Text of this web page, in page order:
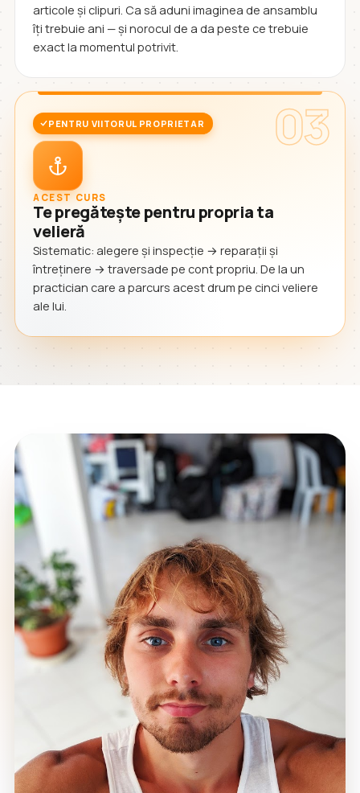
articole și clipuri. Ca să aduni imaginea de ansamblu
îți trebuie ani — și norocul de a da peste ce trebuie
exact la momentul potrivit.
03
PENTRU VIITORUL PROPRIETAR
ACEST CURS
Te pregătește pentru propria ta
velieră
Sistematic: alegere și inspecție → reparații și
întreținere → traversade pe cont propriu. De la un
practician care a parcurs acest drum pe cinci veliere
ale lui.